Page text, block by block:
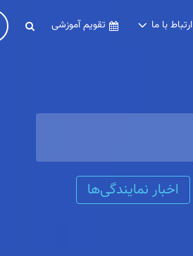
ارتباط با ما تقویم آموزشی
اخبار نمایندگی‌ها